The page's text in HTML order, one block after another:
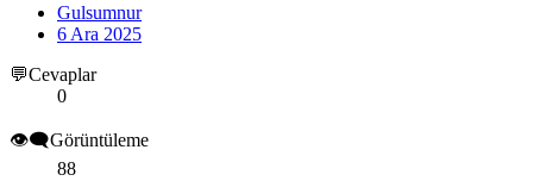
Gulsumnur
6 Ara 2025
💬Cevaplar
0
👁️‍🗨️Görüntüleme
88